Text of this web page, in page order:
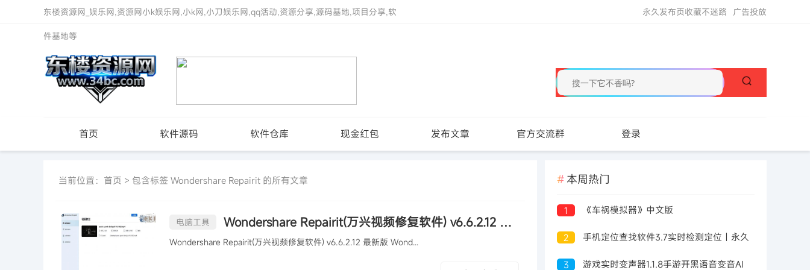
东楼资源网_娱乐网,资源网小k娱乐网,小k网,小刀娱乐网,qq活动,资源分享,源码基地,项目分享,软
件基地等
广告投放
永久发布页收藏不迷路
首页 软件源码 软件仓库 现金红包 发布文章 官方交流群 登录
当前位置： 首页 > 包含标签 Wondershare Repairit 的所有文章
电脑工具 Wondershare Repairit(万兴视频修复软件) v6.6.2.12 最新版
Wondershare Repairit(万兴视频修复软件) v6.6.2.12 最新版 Wond...
本周热门
1 《车祸模拟器》中文版
2
手机定位查找软件3.7实时检测定位｜永久
3
游戏实时变声器1.1.8手游开黑语音变音AI